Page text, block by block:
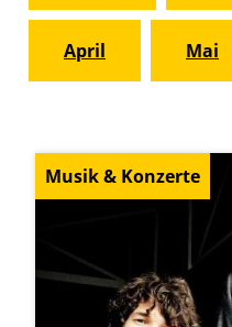
April Mai
Musik & Konzerte